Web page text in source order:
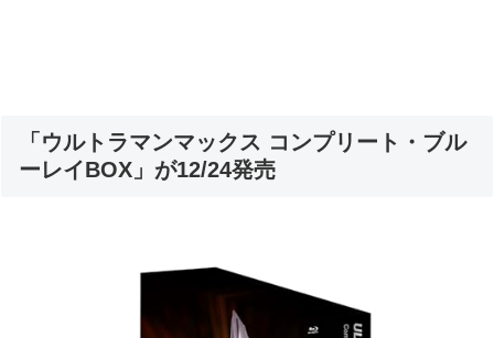
「ウルトラマンマックス コンプリート・ブル
ーレイBOX」が12/24発売